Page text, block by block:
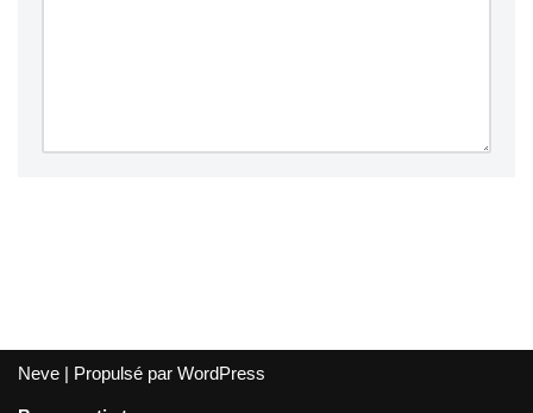
Neve | Propulsé par WordPress